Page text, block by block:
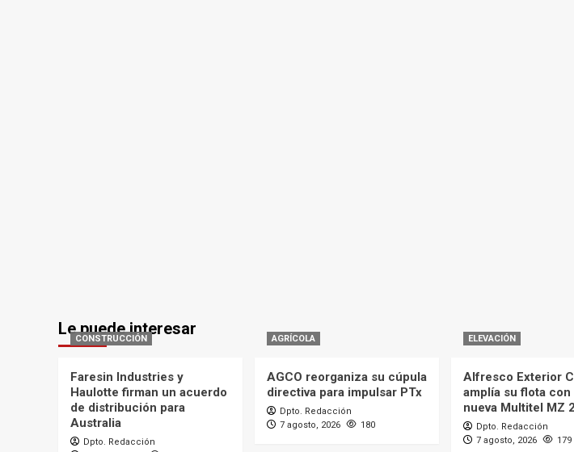
Le puede interesar
CONSTRUCCIÓN
Faresin Industries y
Haulotte firman un acuerdo
de distribución para
Australia
Dpto. Redacción
AGRÍCOLA
AGCO reorganiza su cúpula
directiva para impulsar PTx
Dpto. Redacción
7 agosto, 2026
180
ELEVACIÓN
Alfresco Exterior
amplía su flota con
nueva Multitel MZ
Dpto. Redacción
7 agosto, 2026
179